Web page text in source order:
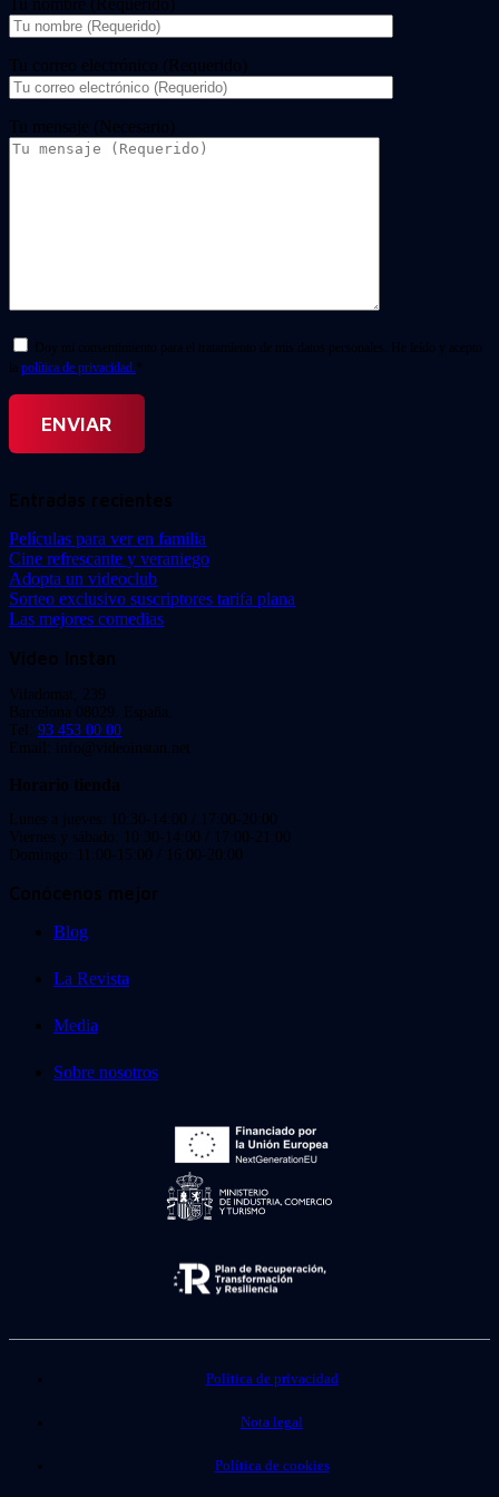
Tu nombre (Requerido)
Tu correo electrónico (Requerido)
Tu mensaje (Necesario)
Doy mi consentimiento para el tratamiento de mis datos personales. He leído y acepto
la política de privacidad. *
Entradas recientes
Películas para ver en familia
Cine refrescante y veraniego
Adopta un videoclub
Sorteo exclusivo suscriptores tarifa plana
Las mejores comedias
Video Instan
Viladomat, 239
Barcelona 08029. España.
Tel: 93 453 00 00
Email: info@videoinstan.net
Horario tienda
Lunes a jueves: 10:30-14:00 / 17:00-20:00
Viernes y sábado: 10:30-14:00 / 17:00-21:00
Domingo: 11:00-15:00 / 16:00-20:00
Conócenos mejor
Blog
La Revista
Media
Sobre nosotros
Política de privacidad
Nota legal
Política de cookies